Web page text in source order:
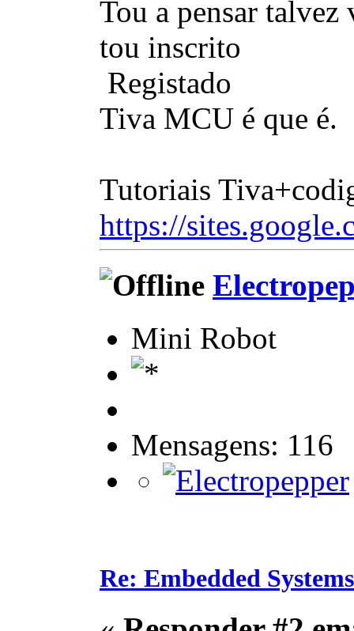
Tou a pensar
tou inscrito
Registado
Tiva MCU é que é.
Tutoriais
https://
Mini Robot
Mensagens: 116
Re: Embedded